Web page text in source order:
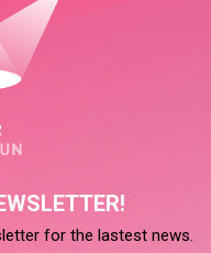
for the lastest news.